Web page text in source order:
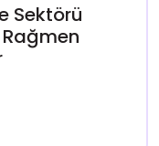
Sektörü